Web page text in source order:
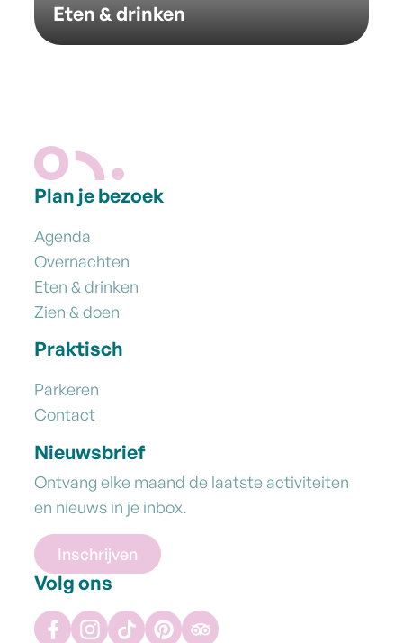
Eten & drinken
Plan je bezoek
Agenda
Overnachten
Eten & drinken
Zien & doen
Praktisch
Parkeren
Contact
Nieuwsbrief
Ontvang elke maand de laatste activiteiten
en nieuws in je inbox.
Inschrijven
Volg ons